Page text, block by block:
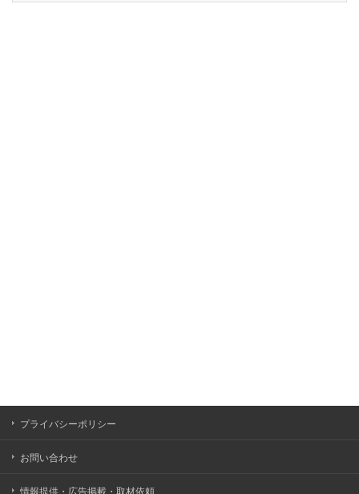
プライバシーポリシー
お問い合わせ